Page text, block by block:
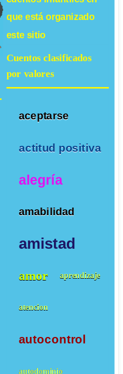
que está organizado
este sitio
Cuentos clasificados
por valores
aceptarse
actitud positiva
alegría
amabilidad
amistad
amor aprendizaje
atencion
autocontrol
autodominio